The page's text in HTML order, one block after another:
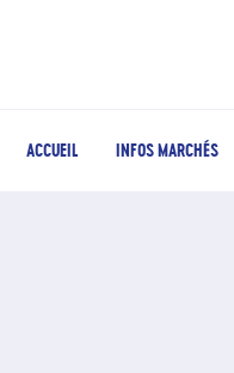
ACCUEIL INFOS MARCHÉS